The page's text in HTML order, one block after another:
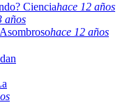
Cienciahace 12 años
años
Asombrosohace 12 años